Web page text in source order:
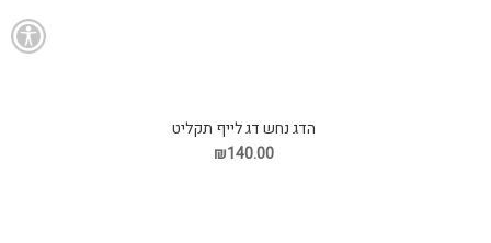
הדג נחש דג לייף תקליט
₪140.00